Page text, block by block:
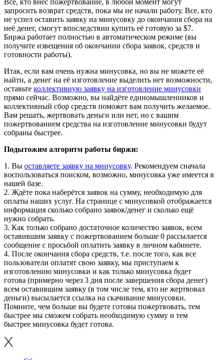
запросить возврат средств, пока мы не начали работу. Все, кто
не успел оставить заявку на минусовку до окончания сбора на
неё денег, смогут впоследствии купить её готовую за $7.
Биржа работает полностью в автоматическом режиме (вы
получите извещения об окончании сбора заявок, средств и
готовности работы).
Итак, если вам очень нужна минусовка, но вы не можете её
найти, а денег на её изготовление выделить нет возможности,
оставьте коллективную заявку на изготовление минусовки
прямо сейчас. Возможно, вы найдёте единомышленников и
коллективный сбор средств поможет вам получить желаемое.
Вам решать, жертвовать деньги или нет, но с вашим
пожертвованием средства на изготовление минусовки будут
собраны быстрее.
Подытожим алгоритм работы биржи:
1. Вы оставляете заявку на минусовку. Рекомендуем сначала
воспользоваться поиском, возможно, минусовка уже имеется в
нашей базе.
2. Ждёте пока наберётся заявок на сумму, необходимую для
оплаты наших услуг. На странице с минусовкой отображается
информация сколько собрано заявок/денег и сколько ещё
нужно собрать.
3. Как только собрано достаточное количество заявок, всем
оставившим заявку с пожертвованием больше 0 рассылается
сообщение с просьбой оплатить заявку в личном кабинете.
4. После окончания сбора средств, т.е. после того, как все
пользователи оплатят свою заявку, мы приступаем к
изготовлению минусовки и как только минусовка будет
готова (примерно через 3 дня после завершения сбора денег)
всем оставившим заявку (в том числе тем, кто не жертвовал
деньги) высылается ссылка на скачивание минусовки.
Помните, чем больше вы будете готовы пожертвовать, тем
быстрее мы сможем собрать необходимую сумму и тем
быстрее минусовка будет готова.